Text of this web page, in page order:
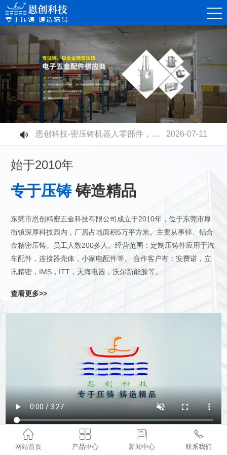
2026-08-07
2026-07-30
2026-07-23
2026-07-17
2026-07-11
始于2010年
专于压铸铸造精品
东莞市恩创精密五金科技有限公司成立于2010年，位于东莞市厚
街镇深厚科技园内，厂房占地面积5万平方米。主要从事锌、铝合
金精密压铸。员工人数200多人。经营范围：定制压铸件应用于汽
车配件，连接器壳体，小家电配件等。 合作客户有：安费诺，立
讯精密，IMS，ITT，天海电器，沃尔新能源等。
查看更多>>

网站首页

产品中心

新闻中心

联系我们